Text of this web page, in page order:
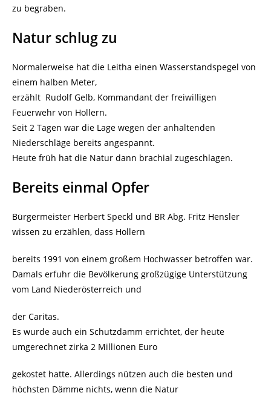
zu begraben.
Natur schlug zu
Normalerweise hat die Leitha einen Wasserstandspegel von
einem halben Meter,
erzählt Rudolf Gelb, Kommandant der freiwilligen
Feuerwehr von Hollern.
Seit 2 Tagen war die Lage wegen der anhaltenden
Niederschläge bereits angespannt.
Heute früh hat die Natur dann brachial zugeschlagen.
Bereits einmal Opfer
Bürgermeister Herbert Speckl und BR Abg. Fritz Hensler
wissen zu erzählen, dass Hollern
bereits 1991 von einem großem Hochwasser betroffen war.
Damals erfuhr die Bevölkerung großzügige Unterstützung
vom Land Niederösterreich und
der Caritas.
Es wurde auch ein Schutzdamm errichtet, der heute
umgerechnet zirka 2 Millionen Euro
gekostet hatte. Allerdings nützen auch die besten und
höchsten Dämme nichts, wenn die Natur